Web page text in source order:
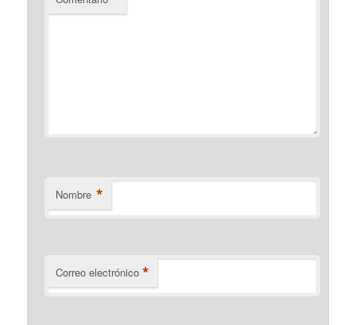
Nombre *
Correo electrónico *